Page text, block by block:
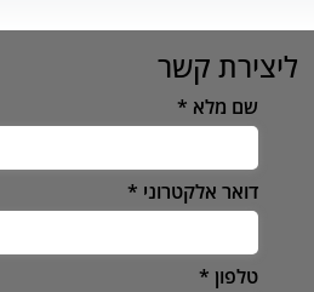
ליצירת קשר
שם מלא
דואר אלקטרוני
טלפון